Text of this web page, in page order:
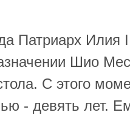
Патриарх Илия
Шио
С этого
- девять лет.